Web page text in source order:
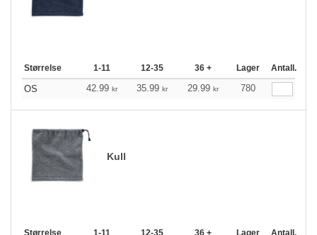
Størrelse 1-11 12-35 36 + Lager Antall.
OS 42.99 kr 35.99 kr 29.99 kr 780
Kull
Størrelse 1-11 12-35 36 + Lager Antall.